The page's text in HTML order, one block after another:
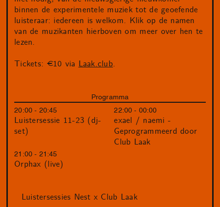
binnen de experimentele muziek tot de geoefende
luisteraar: iedereen is welkom. Klik op de namen
van de muzikanten hierboven om meer over hen te
lezen.
Tickets: €10 via Laak.club.
Programma
20:00 - 20:45
Luistersessie 11-23 (dj-
set)
21:00 - 21:45
Orphax (live)
22:00 - 00:00
exael / naemi -
Geprogrammeerd door
Club Laak
Luistersessies Nest x Club Laak